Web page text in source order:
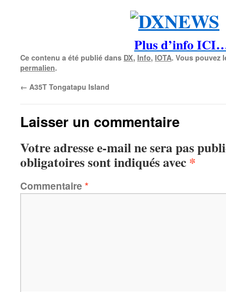
Plus d’info
Ce contenu a été publié dans DX, Info, IOTA. Vous pouvez
permalien.
← A35T Tongatapu Island
Laisser un commentaire
Votre adresse e-mail ne sera pas
obligatoires sont indiqués avec*
Commentaire *